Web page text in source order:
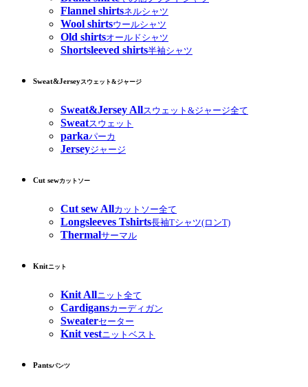
Flannel shirtsネルシャツ
Wool shirtsウールシャツ
Old shirtsオールドシャツ
Shortsleeved shirts半袖シャツ
Sweat&Jerseyスウェット&ジャージ
Sweat&Jersey Allスウェット&ジャージ全て
Sweatスウェット
parkaパーカ
Jerseyジャージ
Cut sewカットソー
Cut sew Allカットソー全て
Longsleeves Tshirts長袖Tシャツ(ロンT)
Thermalサーマル
Knitニット
Knit Allニット全て
Cardigansカーディガン
Sweaterセーター
Knit vestニットベスト
Pantsパンツ